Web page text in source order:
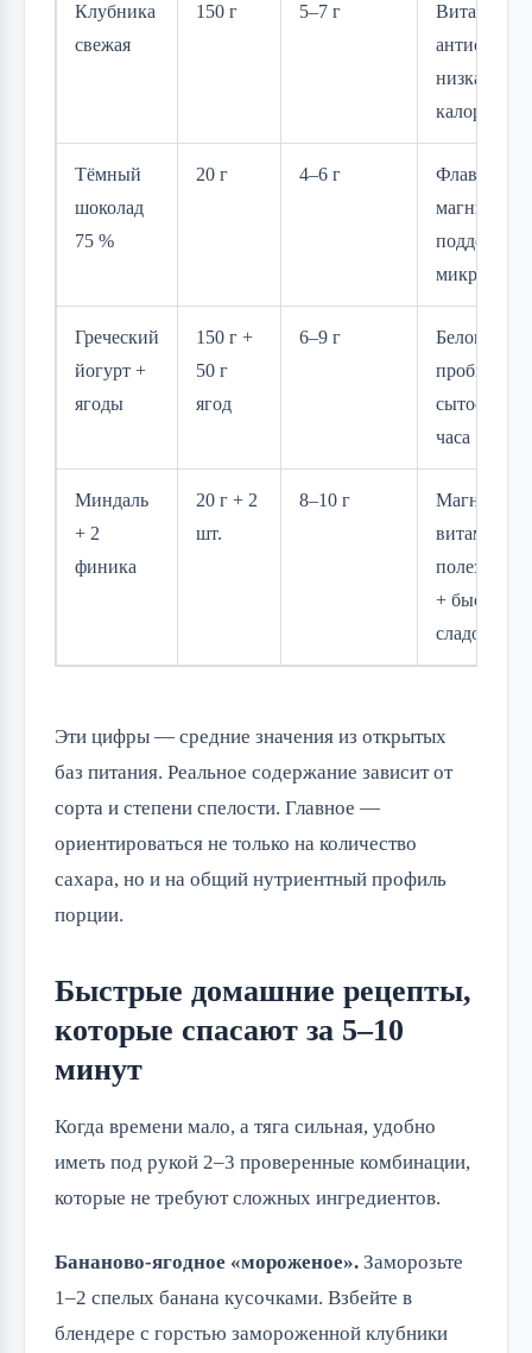
Клубника
свежая
150 г 5–7 г
Витамин C,
низкая
Тёмный
шоколад
75 %
20 г 4–6 г
Флаванолы,
магний,
поддержка
Греческий
йогурт +
ягоды
150 г +
50 г
ягод
6–9 г
Белок
сытость на
часа
Миндаль
+ 2
финика
20 г + 2
шт.
8–10 г
Магний,
витамин E,
полезные
+ быстрая
сладость
Эти цифры — средние значения из открытых
баз питания. Реальное содержание зависит от
сорта и степени спелости. Главное —
ориентироваться не только на количество
сахара, но и на общий нутриентный профиль
порции.
Быстрые домашние рецепты,
которые спасают за 5–10
минут
Когда времени мало, а тяга сильная, удобно
иметь под рукой 2–3 проверенные комбинации,
которые не требуют сложных ингредиентов.
Бананово-ягодное «мороженое». Заморозьте
1–2 спелых банана кусочками. Взбейте в
блендере с горстью замороженной клубники